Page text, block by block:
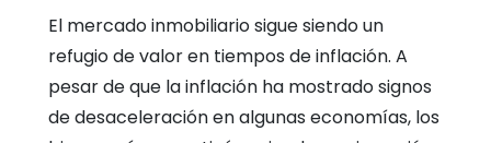
El mercado inmobiliario sigue siendo un
refugio de valor en tiempos de inflación. A
pesar de que la inflación ha mostrado signos
de desaceleración en algunas economías, los